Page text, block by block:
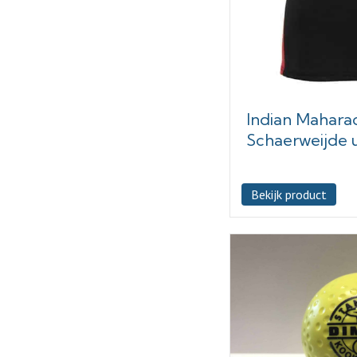
Indian
Schaerweijde
Bekijk product